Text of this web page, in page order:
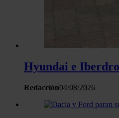
Hyundai e
Redacción04/08/2026